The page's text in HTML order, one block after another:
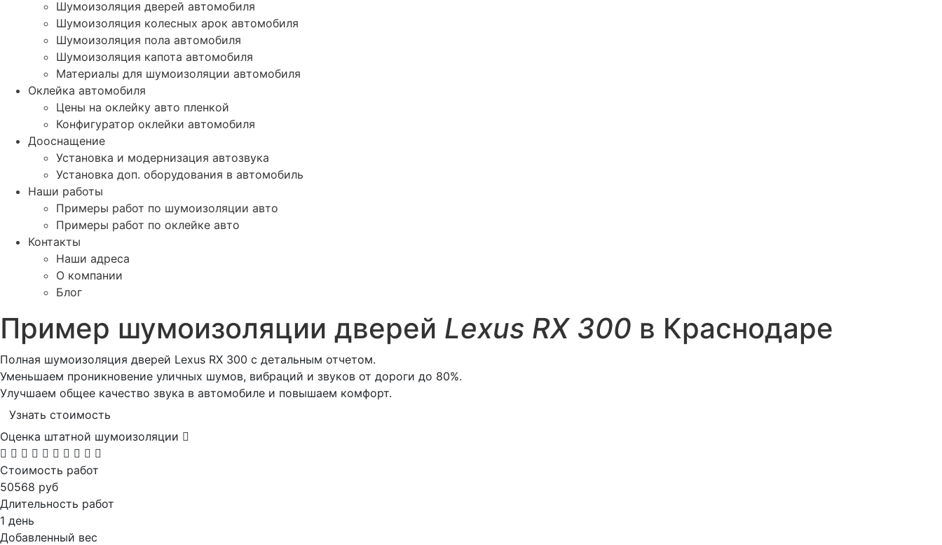
Шумоизоляция дверей автомобиля
Шумоизоляция колесных арок автомобиля
Шумоизоляция пола автомобиля
Шумоизоляция капота автомобиля
Материалы для шумоизоляции автомобиля
Оклейка автомобиля
Цены на оклейку авто пленкой
Конфигуратор оклейки автомобиля
Дооснащение
Установка и модернизация автозвука
Установка доп. оборудования в автомобиль
Наши работы
Примеры работ по шумоизоляции авто
Примеры работ по оклейке авто
Контакты
Наши адреса
О компании
Блог
Пример шумоизоляции дверей Lexus RX 300 в Краснодаре
Полная шумоизоляция дверей Lexus RX 300 с детальным отчетом.
Уменьшаем проникновение уличных шумов, вибраций и звуков от дороги до 80%.
Улучшаем общее качество звука в автомобиле и повышаем комфорт.
Узнать стоимость
Оценка штатной шумоизоляции
Стоимость работ
50568 руб
Длительность работ
1 день
Добавленный вес